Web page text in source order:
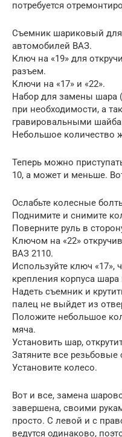
потребуется
Съемник шариковый
автомобилей ВАЗ.
Ключ на «19» для
разъем.
Ключи на «17» и «22».
Набор для замены шара
при необходимости, а
гравировальными
Небольшое количество
Теперь можно
10, а может и меньше.
Ослабьте колесные
Поднимите и снимите
Поверните руль в
Ключом на «22»
ВАЗ 2110.
Используйте ключ «17»,
крепления корпуса шара
Надеть съемник и
палец не выйдет из
Положите небольшое
мяча.
Установить шар,
Затяните все резьбовые
Установите колесо.
Вот и все, замена
завершена, своими
просто. С левой и с
ведутся одинаково,